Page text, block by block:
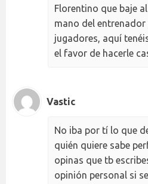
Florentino que baje
mano del entrenador
jugadores, aquí
el favor de hacerle
Vastic
No iba por tí lo que
quién quiere sabe
opinas que tb
opinión personal si